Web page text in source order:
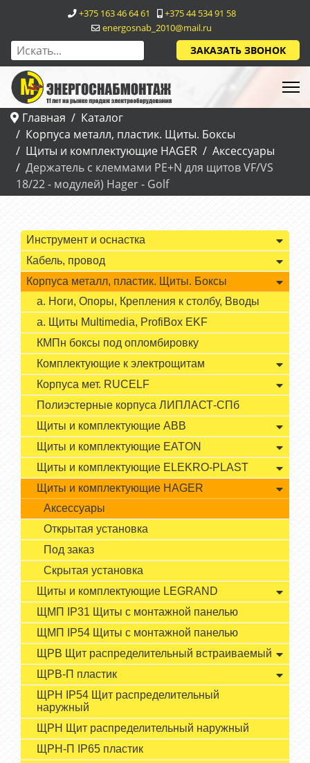
+375 163 46 64 61
+375 44 534 91 58
energosnab_2010@mail.ru
ЗАКАЗАТЬ ЗВОНОК
Главная
Каталог
Корпуса металл, пластик. Щиты. Боксы
Щиты и комплектующие HAGER
Аксессуары
Держатель с клеммами PE+N для щитов VF/VS
18/22 - модулей) Hager - Golf
Инструмент и оснастка
Кабель, провод
Корпуса металл, пластик. Щиты. Боксы
а. Ноги, Опоры, Крепления к столбу, Вводы
а. Щиты Multimedia, ProfiBox EKF
КМПн боксы под опломбировку
Комплектующие к электрощитам
Корпуса мет. RUCELF
Полиэстерные корпуса ЛИПЛАСТ-СПб
Щиты и комплектующие ABB
Щиты и комплектующие EATON
Щиты и комплектующие ELEKRO-PLAST
Щиты и комплектующие HAGER
Аксессуары
Открытая установка
Под заказ
Скрытая установка
Щиты и комплектующие LEGRAND
ЩМП IP31 Щиты с монтажной панелью
ЩМП IP54 Щиты с монтажной панелью
ЩРВ Щит распределительный встраиваемый
ЩРВ-П пластик
ЩРН IP54 Щит распределительный
наружный
ЩРН Щит распределительный наружный
ЩРН-П IP65 пластик